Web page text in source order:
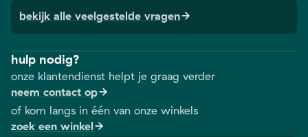
bekijk alle veelgestelde vragen
hulp nodig?
onze klantendienst helpt je graag verder
neem contact op
of kom langs in één van onze winkels
zoek een winkel